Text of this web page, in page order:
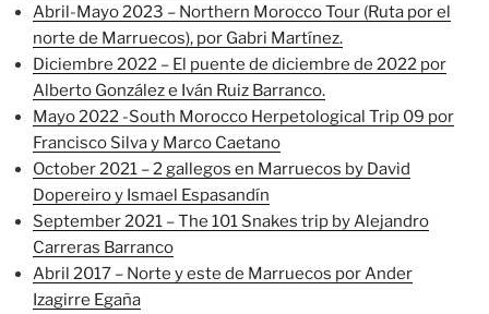
Abril-Mayo 2023 – Northern Morocco Tour (Ruta por el
norte de Marruecos), por Gabri Martínez.
Diciembre 2022 – El puente de diciembre de 2022 por
Alberto González e Iván Ruiz Barranco.
Mayo 2022 -South Morocco Herpetological Trip 09 por
Francisco Silva y Marco Caetano
October 2021 – 2 gallegos en Marruecos by David
Dopereiro y Ismael Espasandín
September 2021 – The 101 Snakes trip by Alejandro
Carreras Barranco
Abril 2017 – Norte y este de Marruecos por Ander
Izagirre Egaña